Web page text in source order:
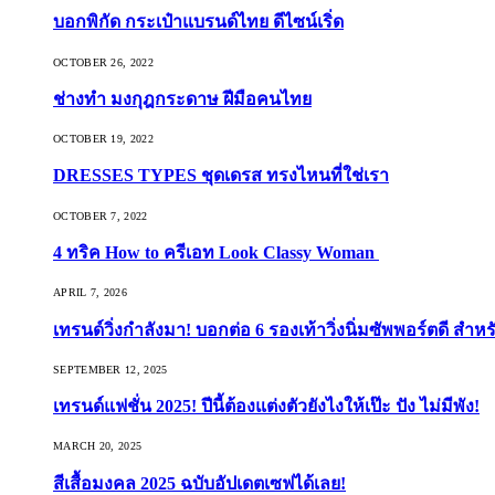
บอกพิกัด กระเป๋าแบรนด์ไทย ดีไซน์เริ่ด
OCTOBER 26, 2022
ช่างทำ มงกุฎกระดาษ ฝีมือคนไทย
OCTOBER 19, 2022
DRESSES TYPES ชุดเดรส ทรงไหนที่ใช่เรา
OCTOBER 7, 2022
4 ทริค How to ครีเอท Look Classy Woman
APRIL 7, 2026
เทรนด์วิ่งกำลังมา! บอกต่อ 6 รองเท้าวิ่งนิ่มซัพพอร์ตดี สำห
SEPTEMBER 12, 2025
เทรนด์แฟชั่น 2025! ปีนี้ต้องแต่งตัวยังไงให้เป๊ะ ปัง ไม่มีพัง!
MARCH 20, 2025
สีเสื้อมงคล 2025 ฉบับอัปเดตเซฟได้เลย!